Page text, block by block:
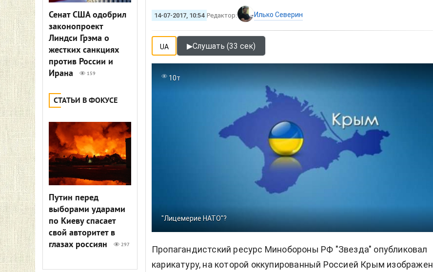
Сенат США одобрил
законопроект
Линдси Грэма о
жестких санкциях
против России и
Ирана
159
СТАТЬИ В ФОКУСЕ
Путин перед
выборами ударами
по Киеву спасает
свой авторитет в
глазах россиян
297
14-07-2017, 10:54 Редактор: Илько Северин
UA ▶Слушать (33 сек)
"Лицемерие НАТО"?
10т
Пропагандистский ресурс Минобороны РФ "Звезда" опубликовал
карикатуру, на которой оккупированный Россией Крым изображен